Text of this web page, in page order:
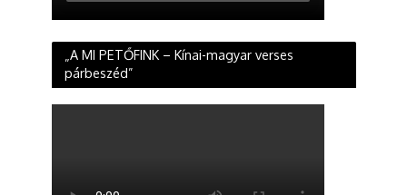
„A MI PETŐFINK – Kínai-magyar verses
párbeszéd”